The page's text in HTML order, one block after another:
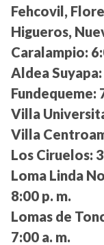
Fehcovil,
Higueros,
Caralampio:
Aldea Suyapa:
Fundequeme:
Villa
Villa
Los Ciruelos:
Loma Linda
8:00 p. m.
Lomas de
7:00 a. m.